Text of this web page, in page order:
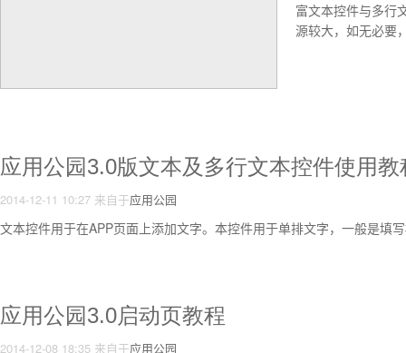
富文本控件与多行
源较大，如无必要
应用公园3.0版文本及多行文本控件使用教
2014-12-11 10:27 来自于应用公园
文本控件用于在APP页面上添加文字。本控件用于单排文字，一般是填
应用公园3.0启动页教程
2014-12-08 18:35 来自于应用公园